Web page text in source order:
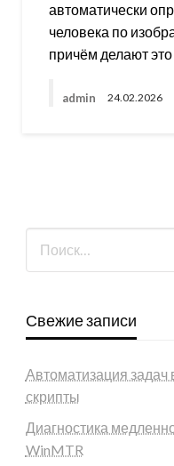
автоматически
человека по
причём делают
admin 24.02.2026
Свежие записи
Автоматизация задач
скрипты
Диагностика
WinMTR